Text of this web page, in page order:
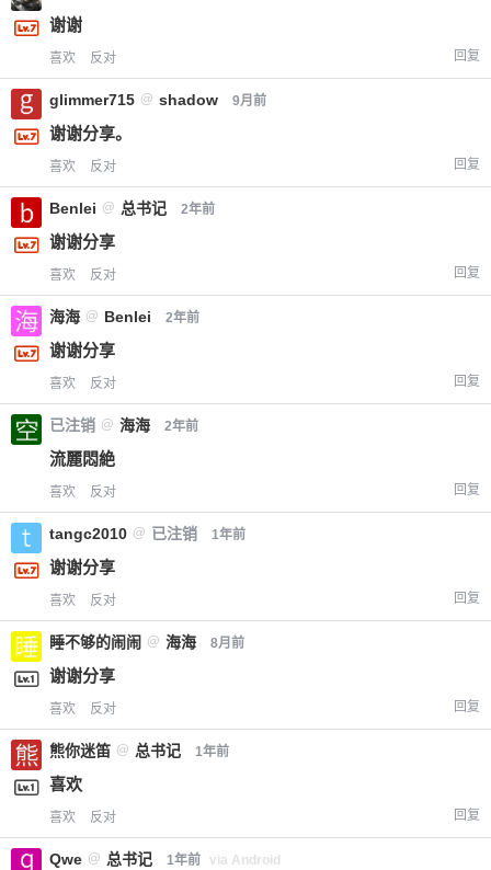
谢谢
喜欢 反对 回复
glimmer715 @ shadow 9月前
谢谢分享。
喜欢 反对 回复
Benlei @ 总书记 2年前
谢谢分享
喜欢 反对 回复
海海 @ Benlei 2年前
谢谢分享
喜欢 反对 回复
已注销 @ 海海 2年前
流麗悶絶
喜欢 反对 回复
tangc2010 @ 已注销 1年前
谢谢分享
喜欢 反对 回复
睡不够的闹闹 @ 海海 8月前
谢谢分享
喜欢 反对 回复
熊你迷笛 @ 总书记 1年前
喜欢
喜欢 反对 回复
Qwe @ 总书记 1年前 via Android